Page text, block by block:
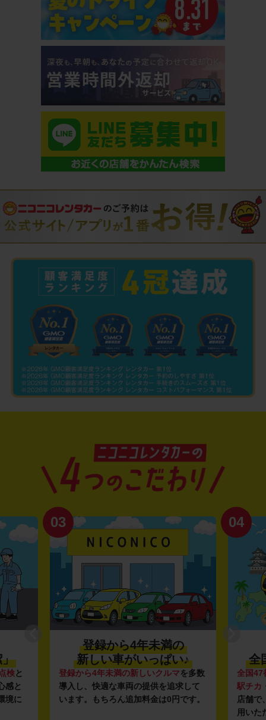
」
検と
感と
境に
03
登録から4年未満の
新しい車がいっぱい♪
登録から4年未満の新しいクルマを多数
導入し、快適な車両の提供を追求して
います。もちろん追加料金は0円です。
04
全
全国47
駅チカ
店舗で
用いた